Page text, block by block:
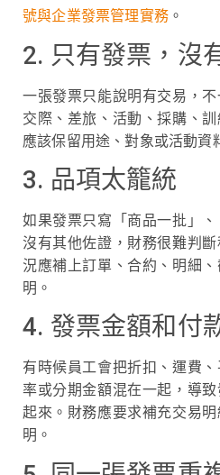
號與企業發票管理實務 。
2. 只有發票，沒
一張發票只能說明有交易，
交際、差旅、活動、採購、
應該保留用途、對象或活動資
3. 品項太籠統
如果發票只寫「商品一批」
沒有其他佐證，財務很難判
況應補上訂單、合約、明細
明。
4. 發票金額和付
有時候員工會把折扣、運費
率或分期金額混在一起，導
起來。財務應要求補充交易
明。